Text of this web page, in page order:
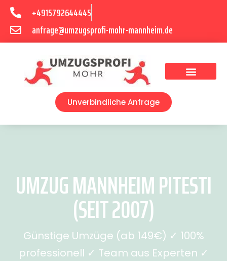
+4915792644445
anfrage@umzugsprofi-mohr-mannheim.de
Unverbindliche Anfrage
UMZUG MANNHEIM PITESTI
(SEIT 2007)
Günstige Umzüge (ab 149€) ✓ 100%
professionell ✓ Team aus Experten ✓